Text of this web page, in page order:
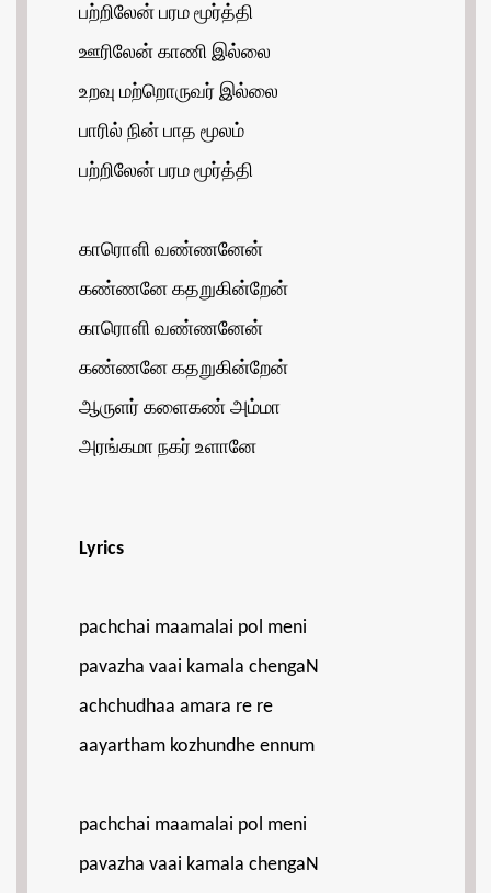
பற்றிலேன் பரம மூர்த்தி
ஊரிலேன் காணி இல்லை
உறவு மற்றொருவர் இல்லை
பாரில் நின் பாத மூலம்
பற்றிலேன் பரம மூர்த்தி
காரொளி வண்ணனேன்
கண்ணனே கதறுகின்றேன்
காரொளி வண்ணனேன்
கண்ணனே கதறுகின்றேன்
ஆருளர் களைகண் அம்மா
அரங்கமா நகர் உளானே
Lyrics
pachchai maamalai pol meni
pavazha vaai kamala chengaN
achchudhaa amara re re
aayartham kozhundhe ennum
pachchai maamalai pol meni
pavazha vaai kamala chengaN